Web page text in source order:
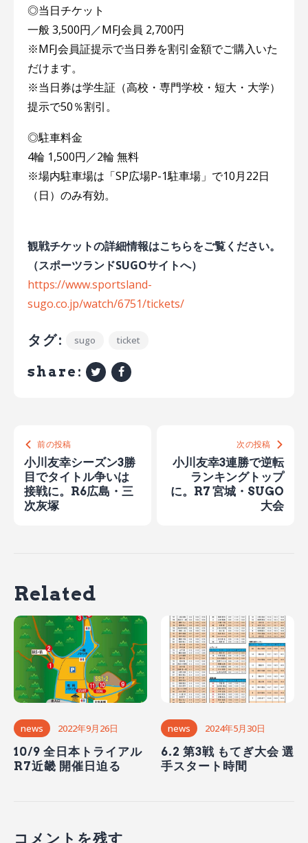
◎当日チケット
一般 3,500円／MFJ会員 2,700円
※MFJ会員証提示で当日券を割引金額でご購入いた
だけます。
※当日券は学生証（高校・専門学校・短大・大学）
提示で50％割引。
◎駐車料金
4輪 1,500円／2輪 無料
※場内駐車場は「SP広場P-1駐車場」で10月22日
（日）のみ有効。
観戦チケットの詳細情報はこちらをご覧ください。
（スポーツランドSUGOサイトへ）
https://www.sportsland-
sugo.co.jp/watch/6751/tickets/
タグ: sugo ticket
share:
前の投稿
小川友幸シーズン3勝
目でタイトル争いは
接戦に。R6広島・三
次灰塚
次の投稿
小川友幸3連勝で逆転
ランキングトップ
に。R7 宮城・SUGO
大会
Related
news 2022年9月26日
10/9 全日本トライアル
R7近畿 開催日迫る
news 2024年5月30日
6.2 第3戦 もてぎ大会 選
手スタート時間
コメントを残す